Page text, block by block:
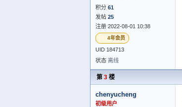
积分 61
发帖 25
注册 2022-08-01 10:38
4年会员
UID 184713
状态 离线
第 3 楼
chenyucheng
初级用户